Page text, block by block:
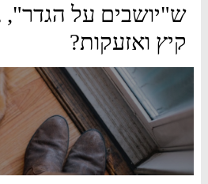
ש"יושבים על הגדר",
קיץ ואזעקות?